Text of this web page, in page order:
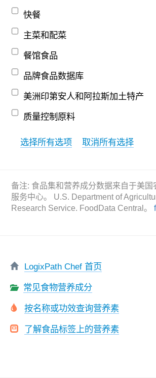
快餐
主菜和配菜
餐馆食品
品牌食品数据库
美洲印第安人和阿拉斯加土特产
质量控制原料
选择所有选项 取消所有选择
备注: 食品集和营养成分数据来自于美国
服务中心。 U.S. Department of
Research Service. FoodData Central。
LogixPath Chef 首页
常见食物营养成分
按名称或功效查询营养素
了解食品标签上的营养素